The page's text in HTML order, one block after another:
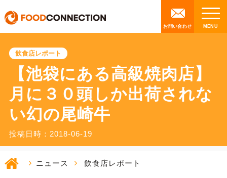
お問い合わせ
飲食店レポート
【池袋にある高級焼肉店】
月に３０頭しか出荷されな
い幻の尾崎牛
投稿日時：2018-06-19
ニュース 飲食店レポート